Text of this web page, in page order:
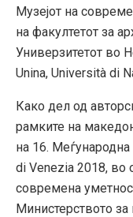
Музејот на
на факултетот за
Универзитетот во
Unina, Università di
Како дел од
рамките на
на 16.
di Venezia 2018, во
современа
Министерството